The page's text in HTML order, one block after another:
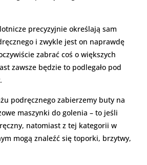
precyzyjnie określają sam
i zwykle jest on naprawdę
zabrać coś o większych
zawsze będzie to podlegało pod
podręcznego zabierzemy buty na
maszynki do golenia – to jeśli
natomiast z tej kategorii w
mogą znaleźć się toporki, brzytwy,